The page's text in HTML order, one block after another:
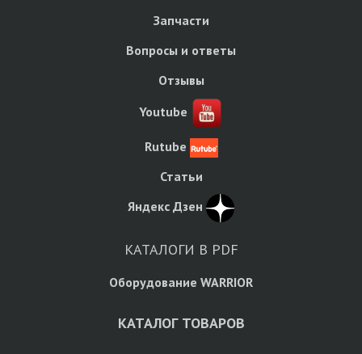
Запчасти
Вопросы и ответы
Отзывы
Youtube
Rutube
Статьи
Яндекс Дзен
КАТАЛОГИ В PDF
Оборудование WARRIOR
КАТАЛОГ ТОВАРОВ